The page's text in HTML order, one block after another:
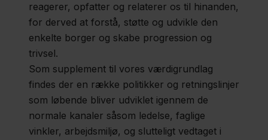
reagerer, opfatter og relaterer os til hinanden,
for derved at forstå, støtte og udvikle den
enkelte borger og skabe progression og
trivsel.
Som supplement til vores værdigrundlag
findes der en række politikker og retningslinjer
som løbende bliver udviklet igennem de
normale kanaler såsom ledelse, faglige
vinkler, arbejdsmiljø, og slutteligt vedtaget i